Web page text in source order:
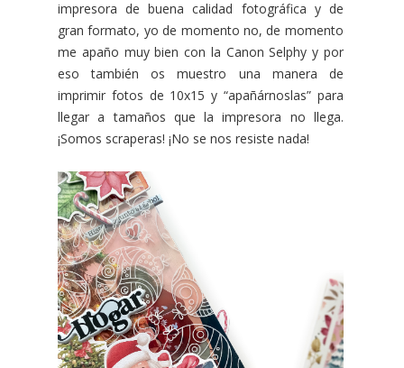
impresora de buena calidad fotográfica y de
gran formato, yo de momento no, de momento
me apaño muy bien con la Canon Selphy y por
eso también os muestro una manera de
imprimir fotos de 10x15 y “apañárnoslas” para
llegar a tamaños que la impresora no llega.
¡Somos scraperas! ¡No se nos resiste nada!